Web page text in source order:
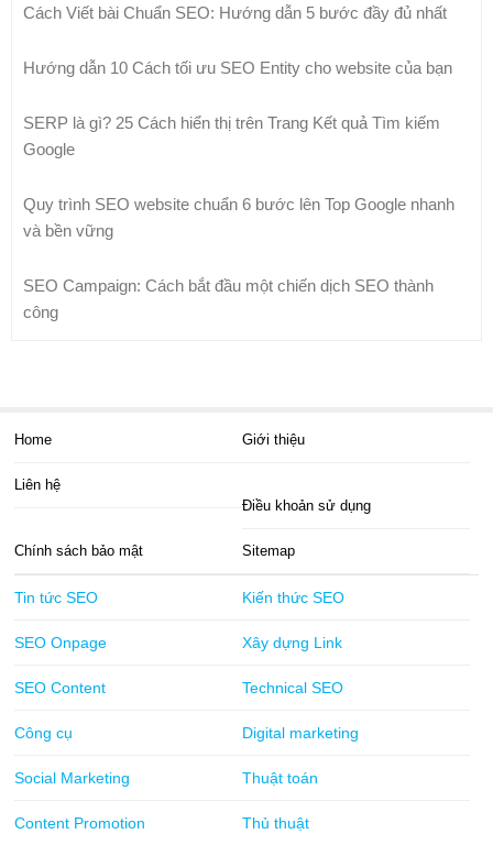
Cách Viết bài Chuẩn SEO: Hướng dẫn 5 bước đầy đủ nhất
Hướng dẫn 10 Cách tối ưu SEO Entity cho website của bạn
SERP là gì? 25 Cách hiển thị trên Trang Kết quả Tìm kiếm
Google
Quy trình SEO website chuẩn 6 bước lên Top Google nhanh
và bền vững
SEO Campaign: Cách bắt đầu một chiến dịch SEO thành
công
Home Giới thiệu
Liên hệ
Điều khoản sử dụng
Chính sách bảo mật Sitemap
Tin tức SEO Kiến thức SEO
SEO Onpage Xây dựng Link
SEO Content Technical SEO
Công cụ Digital marketing
Social Marketing Thuật toán
Content Promotion Thủ thuật